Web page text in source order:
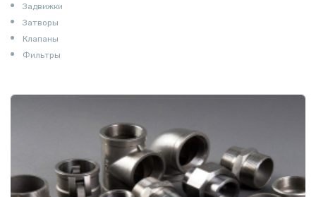
Задвижки
Затворы
Клапаны
Фильтры